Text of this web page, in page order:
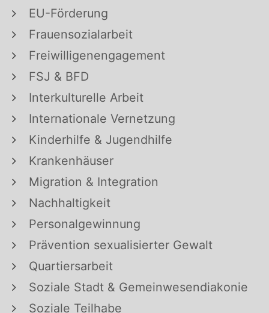
EU-Förderung
Frauensozialarbeit
Freiwilligenengagement
FSJ & BFD
Interkulturelle Arbeit
Internationale Vernetzung
Kinderhilfe & Jugendhilfe
Krankenhäuser
Migration & Integration
Nachhaltigkeit
Personalgewinnung
Prävention sexualisierter Gewalt
Quartiersarbeit
Soziale Stadt & Gemeinwesendiakonie
Soziale Teilhabe